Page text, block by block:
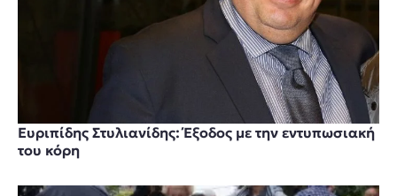
Ευριπίδης Στυλιανίδης: Έξοδος με την εντυπωσιακή
του κόρη